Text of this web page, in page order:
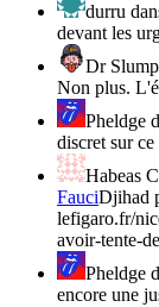
durru
devant les
Dr Slump
Non plus.
Pheldge
discret sur
Habeas
FauciDjihad
lefigaro.fr/
avoir-tente-
Pheldge
encore une